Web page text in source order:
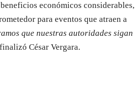
económicos considerables,
para eventos que atraen a
que nuestras autoridades sigan
César Vergara.